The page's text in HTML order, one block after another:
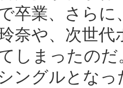
卒業、さら
奈や、次世
しまったの
ングルとな